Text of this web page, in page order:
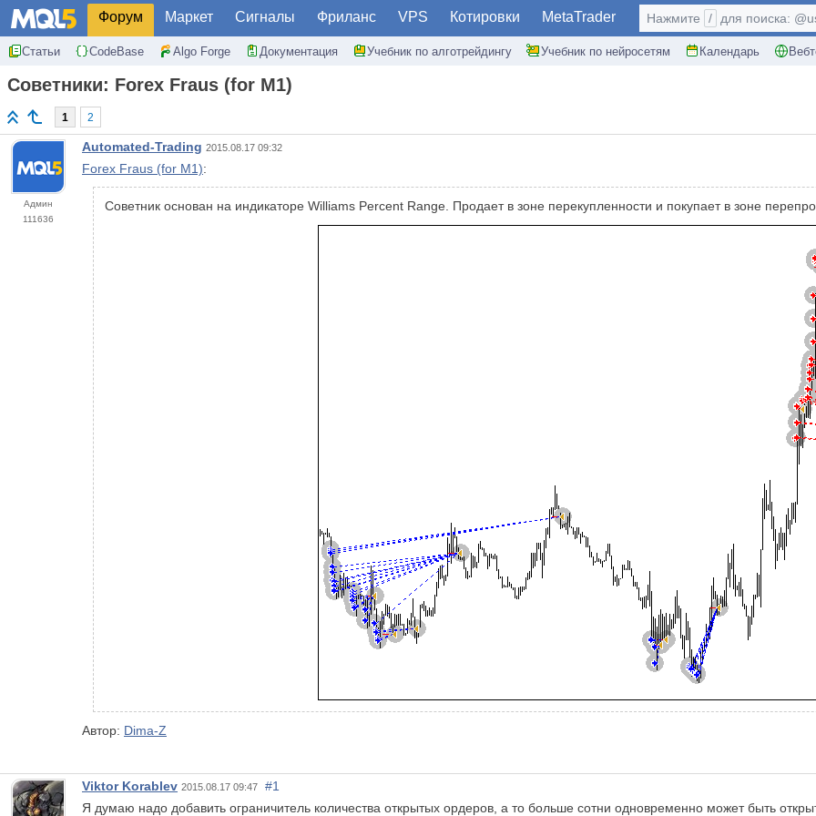
Форум Маркет Сигналы Фриланс VPS Котировки MetaTrader
Статьи CodeBase Algo Forge Документация Учебник по алготрейдингу Учебник по нейросетям Календарь
Нажмите / для поиска:
Советники: Forex Fraus (for M1)
1 2
Админ
111636
Automated-Trading 2015.08.17 09:32
Forex Fraus (for M1):
Советник основан на индикаторе Williams Percent Range. Продает в зоне перекупленности и покупает в зоне
Автор: Dima-Z
Viktor Korablev 2015.08.17 09:47
#1
Я думаю надо добавить ограничитель количества открытых ордеров, а то больше сотни одновременно может быть